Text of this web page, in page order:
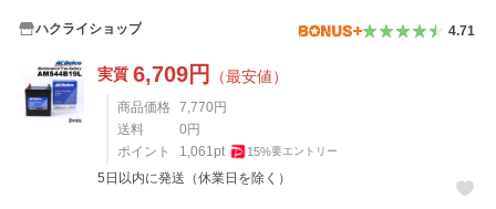
ハクライショップ 4.71
実質 6,709円 （最安値）
商品価格 7,770 円
送料
0 円
ポイント
1,061pt 15%要エントリー
5日以内に発送（休業日を除く）